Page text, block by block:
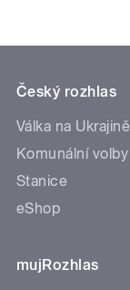
Český rozhlas
Válka na Ukrajině
Komunální volby
Stanice
eShop
mujRozhlas